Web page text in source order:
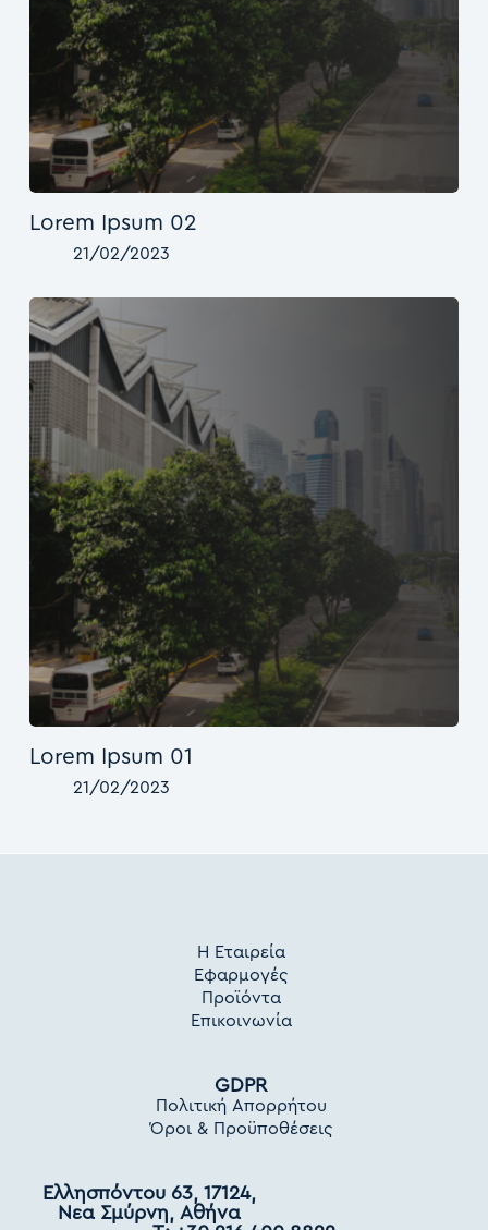
Lorem Ipsum 02
21/02/2023
Lorem Ipsum 01
21/02/2023
Η Εταιρεία
Εφαρμογές
Προϊόντα
Επικοινωνία
GDPR
Πολιτική Απορρήτου
Όροι & Προϋποθέσεις
Ελλησπόντου 63, 17124,
Νεα Σμύρνη, Αθήνα